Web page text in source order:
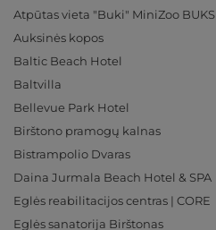
Atpūtas vieta "Buki" MiniZoo BUKS
Auksinės kopos
Baltic Beach Hotel
Baltvilla
Bellevue Park Hotel
Birštono pramogų kalnas
Bistrampolio Dvaras
Daina Jurmala Beach Hotel & SPA
Eglės reabilitacijos centras | CORE
Eglės sanatorija Birštonas